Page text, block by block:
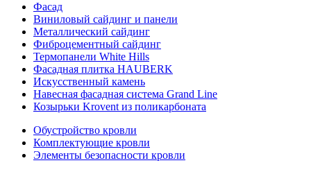
Фасад
Виниловый сайдинг и панели
Металлический сайдинг
Фиброцементный сайдинг
Термопанели White Hills
Фасадная плитка HAUBERK
Искусственный камень
Навесная фасадная система Grand Line
Козырьки Krovent из поликарбоната
Обустройство кровли
Комплектующие кровли
Элементы безопасности кровли